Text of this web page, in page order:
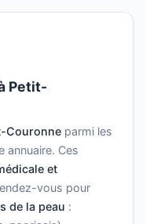
Petit-
Couronne parmi les
annuaire. Ces
et
vous pour
de la peau :